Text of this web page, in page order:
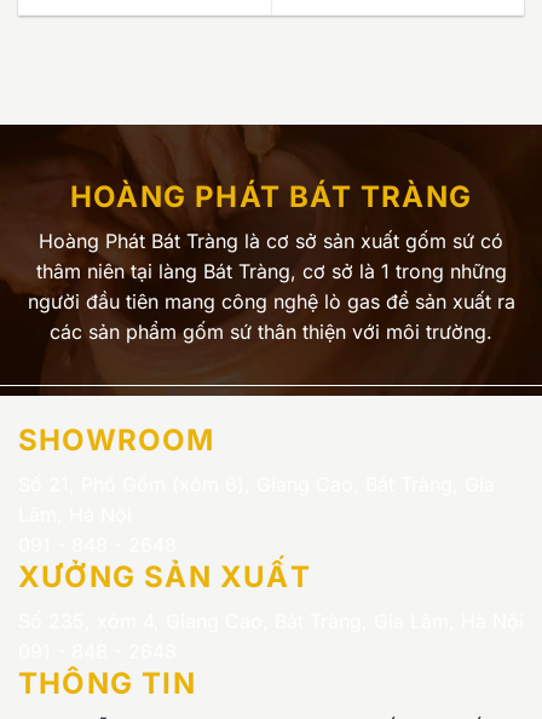
HOÀNG PHÁT BÁT TRÀNG
Hoàng Phát Bát Tràng là cơ sở sản xuất gốm sứ có
thâm niên tại làng Bát Tràng, cơ sở là 1 trong những
người đầu tiên mang công nghệ lò gas để sản xuất ra
các sản phẩm gốm sứ thân thiện với môi trường.
SHOWROOM
XƯỞNG SẢN XUẤT
THÔNG TIN